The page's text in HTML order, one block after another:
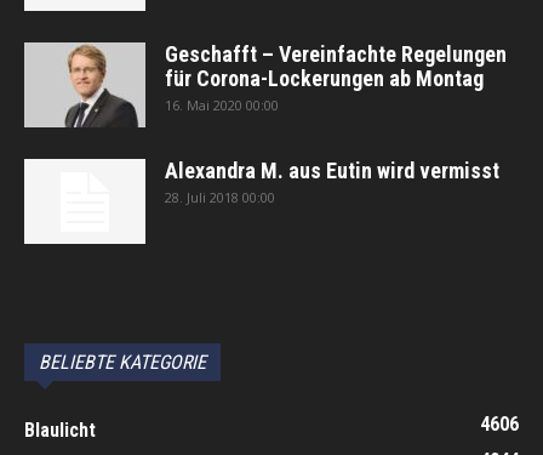
Geschafft – Vereinfachte Regelungen
für Corona-Lockerungen ab Montag
16. Mai 2020 00:00
Alexandra M. aus Eutin wird vermisst
28. Juli 2018 00:00
BELIEBTE KATEGORIE
Blaulicht
4606